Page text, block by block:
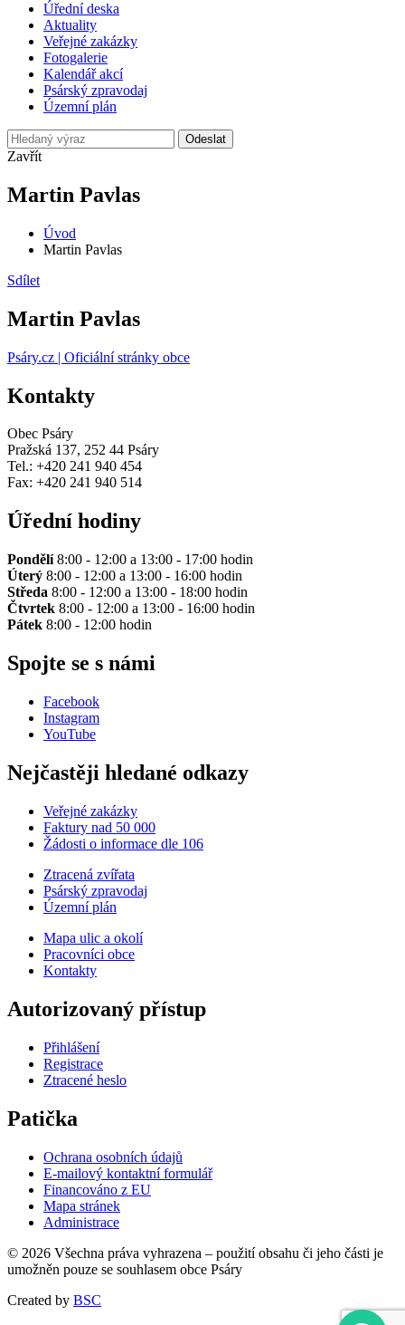
Úřední deska
Aktuality
Veřejné zakázky
Fotogalerie
Kalendář akcí
Psárský zpravodaj
Územní plán
Odeslat
Zavřít
Martin Pavlas
Úvod
Martin Pavlas
Sdílet
Martin Pavlas
Psáry.cz | Oficiální stránky obce
Kontakty
Obec Psáry
Pražská 137, 252 44 Psáry
Tel.: +420 241 940 454
Fax: +420 241 940 514
Úřední hodiny
Pondělí8:00 - 12:00 a 13:00 - 17:00 hodin
Úterý 8:00 - 12:00 a 13:00 - 16:00 hodin
Středa 8:00 - 12:00 a 13:00 - 18:00 hodin
Čtvrtek 8:00 - 12:00 a 13:00 - 16:00 hodin
Pátek 8:00 - 12:00 hodin
Spojte se s námi
Facebook
Instagram
YouTube
Nejčastěji hledané odkazy
Veřejné zakázky
Faktury nad 50 000
Žádosti o informace dle 106
Ztracená zvířata
Psárský zpravodaj
Územní plán
Mapa ulic a okolí
Pracovníci obce
Kontakty
Autorizovaný přístup
Přihlášení
Registrace
Ztracené heslo
Patička
Ochrana osobních údajů
E-mailový kontaktní formulář
Financováno z EU
Mapa stránek
Administrace
© 2026 Všechna práva vyhrazena – použití obsahu či jeho části je
umožněn pouze se souhlasem obce Psáry
Created by BSC